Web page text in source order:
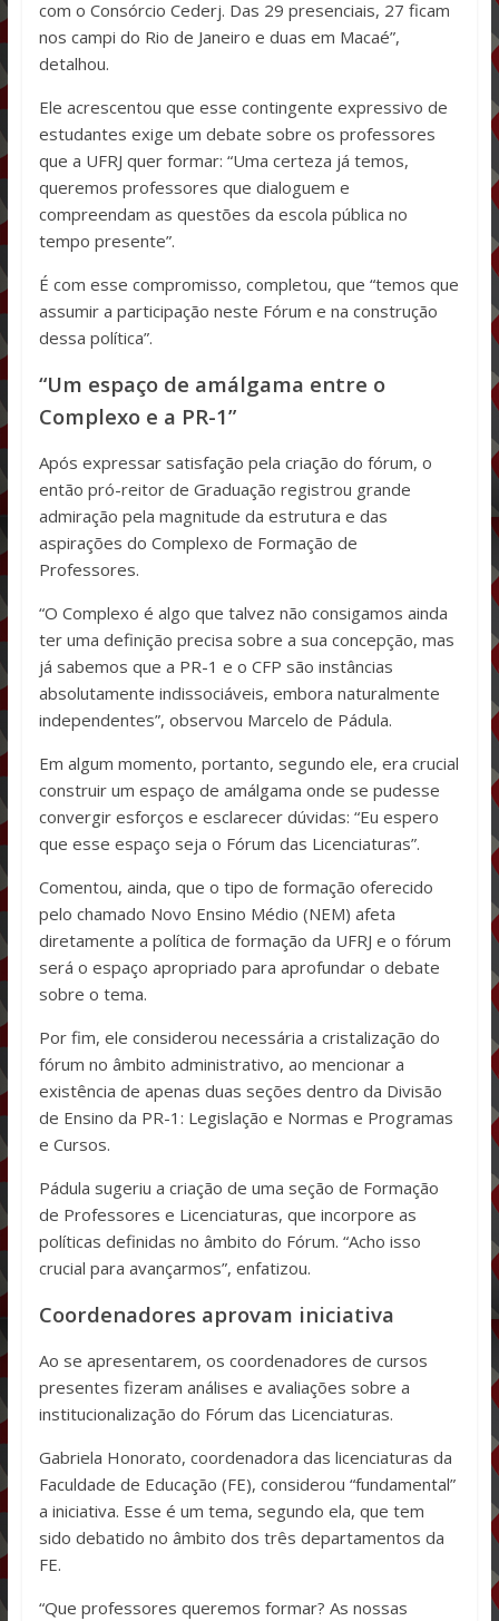
com o Consórcio Cederj. Das 29 presenciais, 27 ficam
nos campi do Rio de Janeiro e duas em Macaé”,
detalhou.
Ele acrescentou que esse contingente expressivo de
estudantes exige um debate sobre os professores
que a UFRJ quer formar: “Uma certeza já temos,
queremos professores que dialoguem e
compreendam as questões da escola pública no
tempo presente”.
É com esse compromisso, completou, que “temos que
assumir a participação neste Fórum e na construção
dessa política”.
“Um espaço de amálgama entre o
Complexo e a PR-1”
Após expressar satisfação pela criação do fórum, o
então pró-reitor de Graduação registrou grande
admiração pela magnitude da estrutura e das
aspirações do Complexo de Formação de
Professores.
“O Complexo é algo que talvez não consigamos ainda
ter uma definição precisa sobre a sua concepção, mas
já sabemos que a PR-1 e o CFP são instâncias
absolutamente indissociáveis, embora naturalmente
independentes”, observou Marcelo de Pádula.
Em algum momento, portanto, segundo ele, era crucial
construir um espaço de amálgama onde se pudesse
convergir esforços e esclarecer dúvidas: “Eu espero
que esse espaço seja o Fórum das Licenciaturas”.
Comentou, ainda, que o tipo de formação oferecido
pelo chamado Novo Ensino Médio (NEM) afeta
diretamente a política de formação da UFRJ e o fórum
será o espaço apropriado para aprofundar o debate
sobre o tema.
Por fim, ele considerou necessária a cristalização do
fórum no âmbito administrativo, ao mencionar a
existência de apenas duas seções dentro da Divisão
de Ensino da PR-1: Legislação e Normas e Programas
e Cursos.
Pádula sugeriu a criação de uma seção de Formação
de Professores e Licenciaturas, que incorpore as
políticas definidas no âmbito do Fórum. “Acho isso
crucial para avançarmos”, enfatizou.
Coordenadores aprovam iniciativa
Ao se apresentarem, os coordenadores de cursos
presentes fizeram análises e avaliações sobre a
institucionalização do Fórum das Licenciaturas.
Gabriela Honorato, coordenadora das licenciaturas da
Faculdade de Educação (FE), considerou “fundamental”
a iniciativa. Esse é um tema, segundo ela, que tem
sido debatido no âmbito dos três departamentos da
FE.
“Que professores queremos formar? As nossas